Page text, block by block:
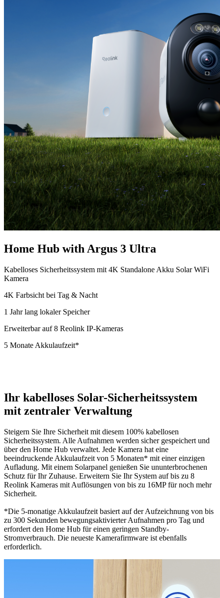
Home Hub with Argus 3 Ultra
Kabelloses Sicherheitssystem mit 4K Standalone Akku Solar WiFi
Kamera
4K Farbsicht bei Tag & Nacht
1 Jahr lang lokaler Speicher
Erweiterbar auf 8 Reolink IP-Kameras
5 Monate Akkulaufzeit*
Ihr kabelloses Solar-Sicherheitssystem
mit zentraler Verwaltung
Steigern Sie Ihre Sicherheit mit diesem 100% kabellosen
Sicherheitssystem. Alle Aufnahmen werden sicher gespeichert und
über den Home Hub verwaltet. Jede Kamera hat eine
beeindruckende Akkulaufzeit von 5 Monaten* mit einer einzigen
Aufladung. Mit einem Solarpanel genießen Sie ununterbrochenen
Schutz für Ihr Zuhause. Erweitern Sie Ihr System auf bis zu 8
Reolink Kameras mit Auflösungen von bis zu 16MP für noch mehr
Sicherheit.
*Die 5-monatige Akkulaufzeit basiert auf der Aufzeichnung von bis
zu 300 Sekunden bewegungsaktivierter Aufnahmen pro Tag und
erfordert den Home Hub für einen geringen Standby-
Stromverbrauch. Die neueste Kamerafirmware ist ebenfalls
erforderlich.